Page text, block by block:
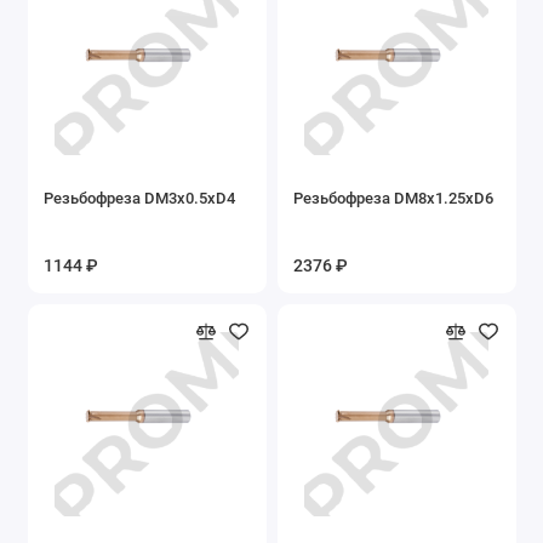
Резьбофреза DM3x0.5xD4
1144 ₽
Резьбофреза DM8x1.25xD6
2376 ₽